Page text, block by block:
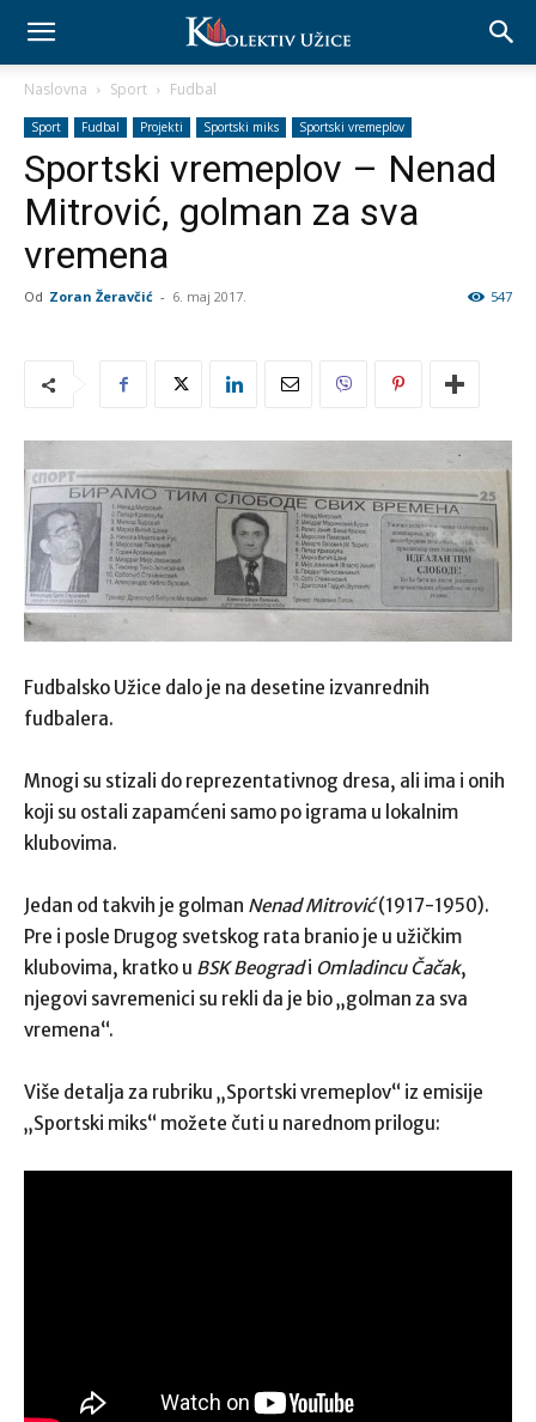
Naslovna Sport Fudbal
Sport Fudbal Projekti Sportski miks Sportski vremeplov
Sportski vremeplov – Nenad
Mitrović, golman za sva
vremena
Od Zoran Žeravčić - 6. maj 2017. 547
Fudbalsko Užice dalo je na desetine izvanrednih
fudbalera.
Mnogi su stizali do reprezentativnog dresa, ali ima i onih
koji su ostali zapamćeni samo po igrama u lokalnim
klubovima.
Jedan od takvih je golman Nenad Mitrović(1917-1950).
Pre i posle Drugog svetskog rata branio je u užičkim
klubovima, kratko u BSK Beogradi Omladincu Čačak,
njegovi savremenici su rekli da je bio „golman za sva
vremena“.
Više detalja za rubriku „Sportski vremeplov“ iz emisije
„Sportski miks“ možete čuti u narednom prilogu: